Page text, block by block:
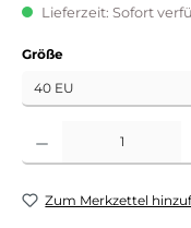
Lieferzeit: Sofort
Größeauswählen
Produkt Anzahl: Gib den
Zum Merkzettel